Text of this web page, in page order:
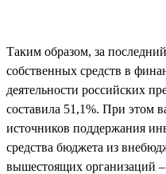
Таким образом, за
собственных средств в
деятельности российских
составила 51,1%. При этом
источников поддержания
средства бюджета из
вышестоящих организаций